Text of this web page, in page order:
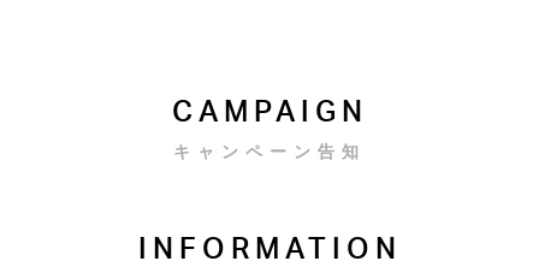
CAMPAIGN
キャンペーン告知
INFORMATION